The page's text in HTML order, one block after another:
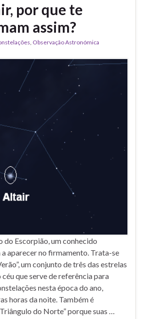
por que te
assim?
, Observação Astronómica
do Escorpião, um conhecido
aparecer no firmamento. Trata-se
um conjunto de três das estrelas
que serve de referência para
nesta época do ano,
horas da noite. Também é
do Norte” porque suas …